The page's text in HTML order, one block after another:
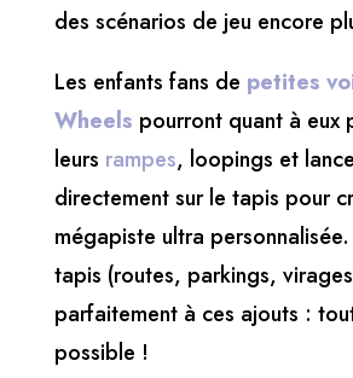
des scénarios de jeu encore
Les enfants fans de petites
Wheels pourront quant à eux
leurs rampes, loopings et
directement sur le tapis pour
mégapiste ultra
tapis (routes, parkings,
parfaitement à ces ajouts :
possible !